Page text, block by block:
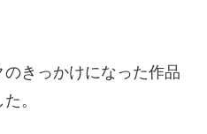
きっかけになった作品
。